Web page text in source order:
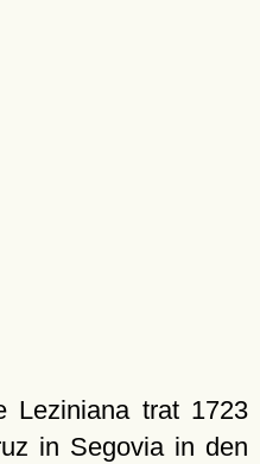
Leziniana trat 1723
in Segovia in den